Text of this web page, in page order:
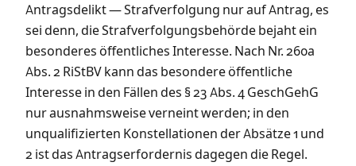
Antragsdelikt — Strafverfolgung nur auf Antrag, es
sei denn, die Strafverfolgungsbehörde bejaht ein
besonderes öffentliches Interesse. Nach Nr. 260a
Abs. 2 RiStBV kann das besondere öffentliche
Interesse in den Fällen des § 23 Abs. 4 GeschGehG
nur ausnahmsweise verneint werden; in den
unqualifizierten Konstellationen der Absätze 1 und
2 ist das Antragserfordernis dagegen die Regel.